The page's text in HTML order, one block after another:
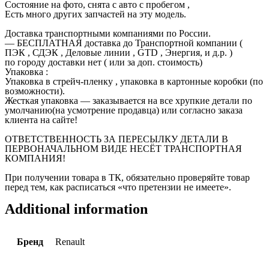
Состояние на фото, снята с авто с пробегом ,
Есть много других запчастей на эту модель.
Доставка транспортными компаниями по России.
— БЕСПЛАТНАЯ доставка до Транспортной компании (
ПЭК , СДЭК , Деловые линии , GTD , Энергия, и д.р. )
по городу доставки нет ( или за доп. стоимость)
Упаковка :
Упаковка в стрейч-пленку , упаковка в картонные коробки (по
возможности).
Жесткая упаковка — заказывается на все хрупкие детали по
умолчанию(на усмотрение продавца) или согласно заказа
клиента на сайте!
ОТВЕТСТВЕННОСТЬ ЗА ПЕРЕСЫЛКУ ДЕТАЛИ В
ПЕРВОНАЧАЛЬНОМ ВИДЕ НЕСЁТ ТРАНСПОРТНАЯ
КОМПАНИЯ!
При получении товара в ТК, обязательно проверяйте товар
перед тем, как расписаться «что претензии не имеете».
Additional information
Бренд Renault